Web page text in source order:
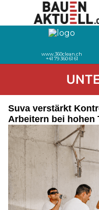
Suva verstärkt
Arbeitern bei hohen